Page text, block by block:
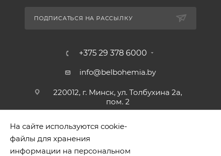
ПОДПИСАТЬСЯ НА РАССЫЛКУ
+375 29 378 6000
info@belbohemia.by
220012, г. Минск, ул. Толбухина 2а,
пом. 2
На сайте используются cookie-
файлы для хранения
информации на персональном